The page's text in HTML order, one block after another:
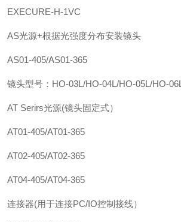
EXECURE-H-1VC
AS光源+根据光强度分布安装镜头
AS01-405/AS01-365
镜头型号：HO-03L/HO-04L/HO-05L/HO-06L
AT Serirs光源(镜头固定式）
AT01-405/AT01-365
AT02-405/AT02-365
AT04-405/AT04-365
连接器(用于连接PC/IO控制接线）